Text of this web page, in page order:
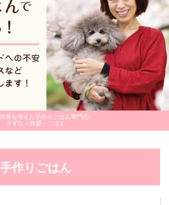
養を考えた手作りごはん専門店-
きずな～絆愛～ごはん
手作りごはん